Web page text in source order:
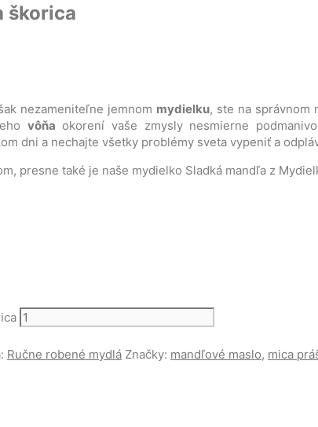
škorica
nezameniteľne jemnom mydielku, ste na správnom
vôňa okorení vaše zmysly nesmierne
dni a nechajte všetky problémy sveta vypeniť a
presne také je naše mydielko Sladká mandľa z
Ručne robené mydlá Značky: mandľové maslo, mica